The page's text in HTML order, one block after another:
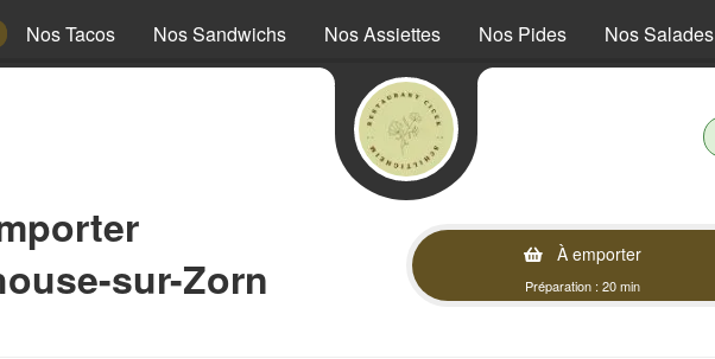
Nos Tacos Nos Sandwichs Nos Assiettes Nos Pides Nos Salades
sur-Zorn
À emporter
Préparation : 20 min